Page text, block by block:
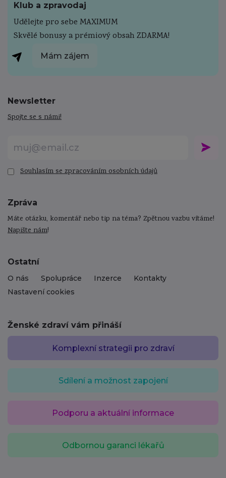
Klub a zpravodaj
Udělejte pro sebe MAXIMUM
Skvělé bonusy a prémiový obsah ZDARMA!
Mám zájem
Newsletter
Spojte se s námi!
Souhlasím se zpracováním osobních údajů
Ostatní
O nás Spolupráce Inzerce
Kontakty
Nastavení cookies
Zpráva
Máte otázku, komentář nebo tip na téma? Zpětnou vazbu vítáme!
Napište nám!
Ženské zdraví vám přináší
Komplexní strategii pro zdraví
Sdílení a možnost zapojení
Podporu a aktuální informace
Odbornou garanci lékařů